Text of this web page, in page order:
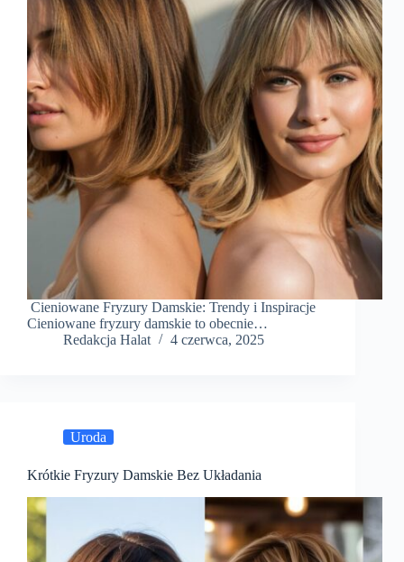
Cieniowane Fryzury Damskie: Trendy i Inspiracje
Cieniowane fryzury damskie to obecnie…
Redakcja Halat
4 czerwca, 2025
Uroda
Krótkie Fryzury Damskie Bez Układania